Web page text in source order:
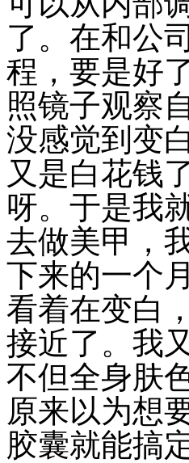
了。在和公
程，要是好
照镜子观察
没感觉到变
又是白花钱
呀。于是我
去做美甲，
下来的一个
看着在变白
接近了。我
不但全身肤
原来以为想
胶囊就能搞